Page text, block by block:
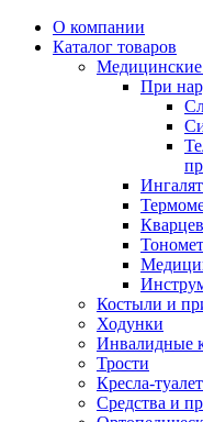
О компании
Каталог товаров
При
Костыли и
Ходунки
Инвалидные
Трости
Кресла-
Средства и